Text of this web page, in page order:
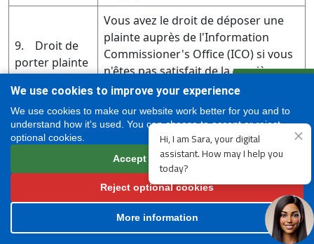
9. Droit de
porter plainte
autorités de
protection
des données
Vous avez le droit de déposer une
plainte auprès de l'Information
Commissioner's Office (ICO) si vous
n'êtes pas satisfait de la manière
dont nous avons traité vos données
personnelles ou si vous pensez que
notre traitement de vos données
personnelles n'est pas conforme à la
loi sur la protection des données.
9. Comment nous contacter
We use cookies to improve your experience
We use cookies to make our website work better for you and to
understand how it's used. You can choose to accept or reject
optional cookies.
Accept all cookies
Reject optional cookies
More information